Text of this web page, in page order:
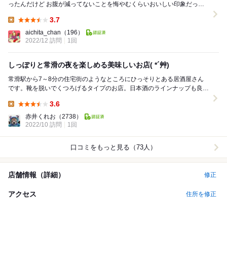
ったんだけど お腹が減ってないことを悔やむくらいおいしい印象だった
3.7
aichita_chan （196）
2022/12 訪問
1回
しっぽりと常滑の夜を楽しめる美味しいお店( *´艸)
常滑駅から7～8分の住宅街のようなところにひっそりとある居酒屋さん
です。靴を脱いでくつろげるタイプのお店。日本酒のラインナップも良い
3.6
赤井くれお （2738）
2022/10 訪問
1回
口コミをもっと見る（73人）
店舗情報（詳細） 修正
アクセス 住所を修正